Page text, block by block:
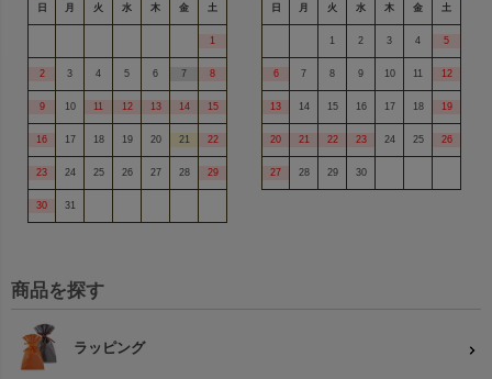
日 月 火 水 木 金 土
1
2 3 4 5 6 7 8
9 10 11 12 13 14 15
16 17 18 19 20 21 22
23 24 25 26 27 28 29
30 31
日 月 火 水 木 金 土
1 2 3 4 5
6 7 8 9 10 11 12
13 14 15 16 17 18 19
20 21 22 23 24 25 26
27 28 29 30
商品を探す
ラッピング